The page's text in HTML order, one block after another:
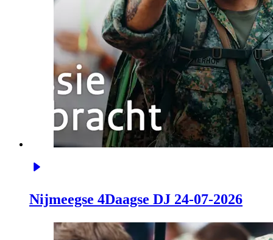
Nijmeegse 4Daagse DJ 24-07-2026